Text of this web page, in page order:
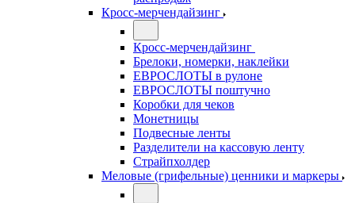
Кросс-мерчендайзинг
Кросс-мерчендайзинг
Брелоки, номерки, наклейки
ЕВРОСЛОТЫ в рулоне
ЕВРОСЛОТЫ поштучно
Коробки для чеков
Монетницы
Подвесные ленты
Разделители на кассовую ленту
Страйпхолдер
Меловые (грифельные) ценники и маркеры